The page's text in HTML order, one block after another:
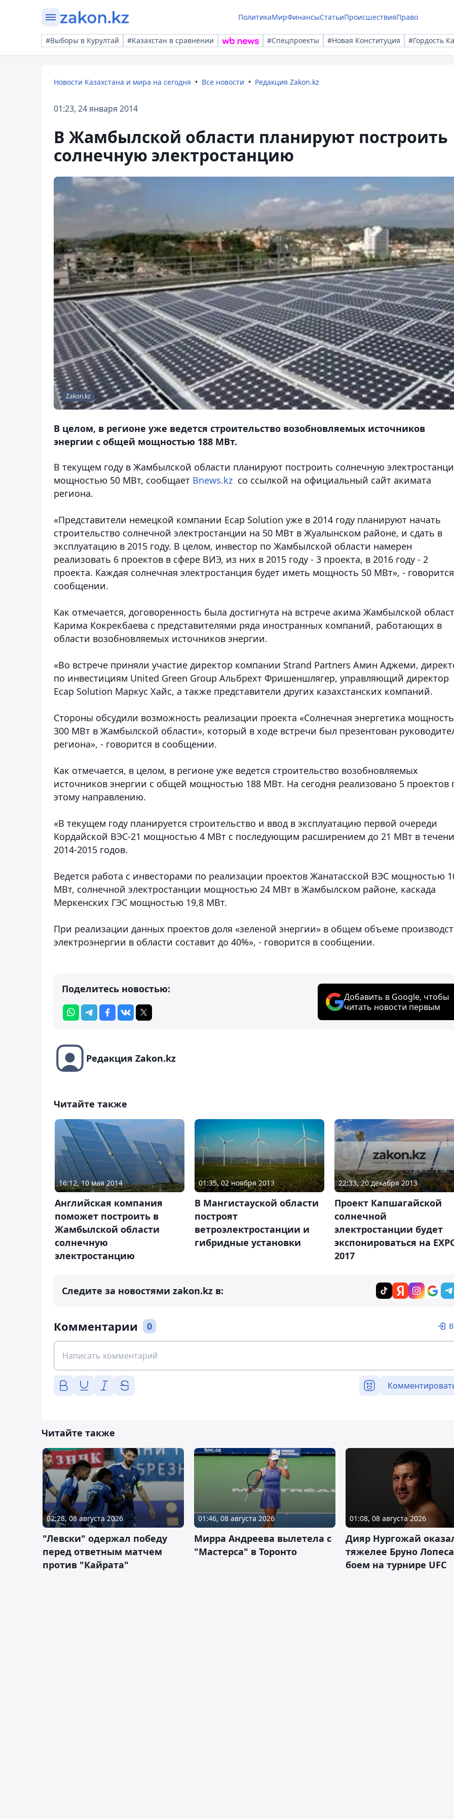
ПолитикаМирФинансыСтатьиПроисшествияПраво
#Выборы в Курултай #Казахстан в сравнении #Спецпроекты #Новая Конституция #Гордость
Новости Казахстана и мира на сегодня Все новости Редакция Zakon.kz
01:23, 24 января 2014
В Жамбылской области планируют построить
солнечную электростанцию
Zakon.kz
B целом, в регионе уже ведется строительство возобновляемых источников
энергии с общей мощностью 188 МВт.
В текущем году в Жамбылской области планируют построить солнечную
мощностью 50 МВт, сообщает Bnews.kz со ссылкой на официальный сайт акимата
региона.
«Представители немецкой компании Ecap Solution уже в 2014 году планируют начать
строительство солнечной электростанции на 50 МВт в Жуалынском районе, и сдать в
эксплуатацию в 2015 году. В целом, инвестор по Жамбылской области намерен
реализовать 6 проектов в сфере ВИЭ, из них в 2015 году - 3 проекта, в 2016 году - 2
проекта. Каждая солнечная электростанция будет иметь мощность 50 МВт», -
сообщении.
Как отмечается, договоренность была достигнута на встрече акима Жамбылской
Карима Кокрекбаева с представителями ряда иностранных компаний, работающих в
области возобновляемых источников энергии.
«Во встрече приняли участие директор компании Strand Partners Амин Аджеми,
по инвестициям United Green Group Альбрехт Фришеншлягер, управляющий директор
Ecap Solution Маркус Хайс, а также представители других казахстанских компаний.
Стороны обсудили возможность реализации проекта «Солнечная энергетика
300 МВт в Жамбылской области», который в ходе встречи был презентован
региона», - говорится в сообщении.
Как отмечается, в целом, в регионе уже ведется строительство возобновляемых
источников энергии с общей мощностью 188 МВт. На сегодня реализовано 5 проектов
этому направлению.
«В текущем году планируется строительство и ввод в эксплуатацию первой очереди
Кордайской ВЭС-21 мощностью 4 МВт с последующим расширением до 21 МВт в
2014-2015 годов.
Ведется работа с инвесторами по реализации проектов Жанатасской ВЭС мощностью
МВт, солнечной электростанции мощностью 24 МВт в Жамбылском районе, каскада
Меркенских ГЭС мощностью 19,8 МВт.
При реализации данных проектов доля «зеленой энергии» в общем объеме
электроэнергии в области составит до 40%», - говорится в сообщении.
Поделитесь новостью:
Добавить в Google, чтобы
читать новости первым
Редакция Zakon.kz
Читайте также
16:12, 10 мая 2014
Английская компания
поможет построить в
Жамбылской области
солнечную
электростанцию
01:35, 02 ноября 2013
В Мангистауской области
построят
ветроэлектростанции и
гибридные установки
22:33, 20 декабря 2013
Проект Капшагайской
солнечной
электростанции будет
экспонироваться на
2017
Следите за новостями zakon.kz в:
Комментарии 0
Читайте также
02:28, 08 августа 2026
"Левски" одержал победу
перед ответным матчем
против "Кайрата"
01:46, 08 августа 2026
Мирра Андреева вылетела с
"Мастерса" в Торонто
01:08, 08 августа 2026
Дияр Нургожай
тяжелее Бруно
боем на турнире UFC